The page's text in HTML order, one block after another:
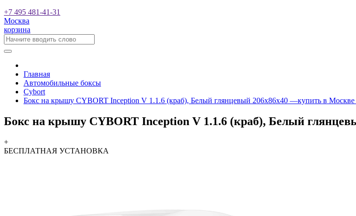
+7 495 481-41-31
Москва
корзина
Главная
Автомобильные боксы
Cybort
Бокс на крышу CYBORT Inception V 1.1.6 (краб), Белый глянцевый 206x86x40 —купить в Москве
Бокс на крышу CYBORT Inception V 1.1.6 (краб), Белый
+
БЕСПЛАТНАЯ УСТАНОВКА